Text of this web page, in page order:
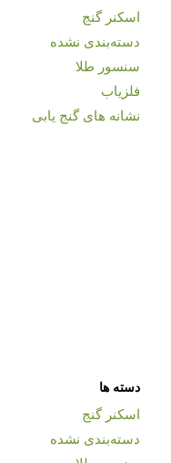
اسکنر گنج
دسته‌بندی نشده
سنسور طلا
فلزیاب
نشانه های گنج یابی
دسته ها
اسکنر گنج
دسته‌بندی نشده